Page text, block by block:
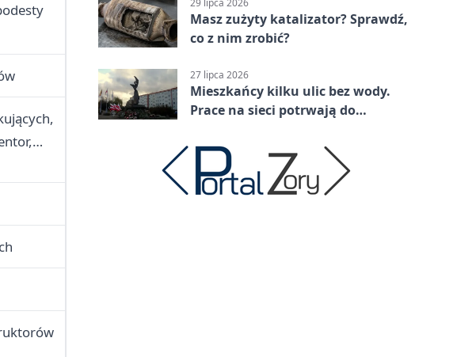
29 lipca 2026
Masz zużyty katalizator? Sprawdź,
co z nim zrobić?
27 lipca 2026
Mieszkańcy kilku ulic bez wody.
Prace na sieci potrwają do